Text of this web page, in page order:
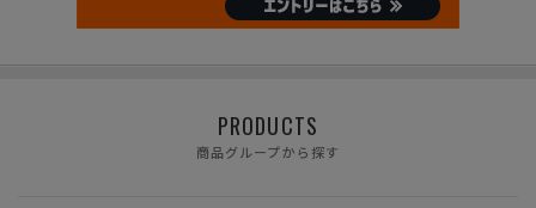
PRODUCTS
商品グループから探す